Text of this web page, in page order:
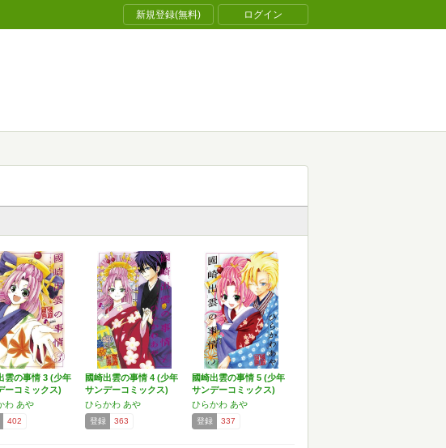
新規登録(無料) ログイン
雲の事情 3 (少年
ーコミックス)
わ あや
402
國崎出雲の事情 4 (少年
サンデーコミックス)
ひらかわ あや
登録 363
國崎出雲の事情 5 (少年
サンデーコミックス)
ひらかわ あや
登録 337